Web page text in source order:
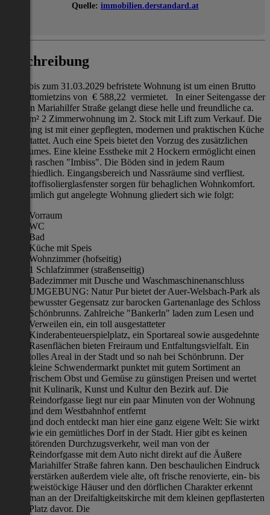
Quelle: immobilien.derstandard.at
Beschreibung
Diese bis zum 31.03.2029 befristete Wohnung ist um einen Brutto
für Nettomietzins von € 588,22 vermietet. In einer Seitengasse der
äußeren Mariahilfer Straße gelangt diese helle und freundliche ca.
61,14 m² 2 Zimmerwohnung im 2. Stock mit Lift zum Verkauf. Die
Wohnung ist mit einer gepflegten, modernen und praktischen Küche
ausgestattet. Auch eine Speis bietet den Vorzug des zusätzlichen
Stauraumes. Eine kleine Esstheke mit 2 Hockern ermöglicht einen
kleinen raschen "Imbiss". Die Böden sind in jedem Raum
unterschiedlich. Eingangsbereich und Nassräume sind verfliest.
Kunststoffisolierglasfenster sorgen für behaglichen Wohnkomfort.
Die räumlich gut angelegte Wohnung gliedert sich wie folgt:
Vorraum
WC
Bad
Küche mit Speis
Wohnzimmer (hofseitig)
1 Schlafzimmer (straßenseitig)
Badezimmer mit Dusche und Waschmaschinenanschluss
UMGEBUNG: Natur Pur bietet der Auer-Welsbach-Park als
bewusster Gegensatz zur barocken Gartenanlage des Schloss
Schönbrunns. Zahlreiche "Bankerln" laden zum Lesen und
Verweilen ein, ein toll ausgestatteter
Kinderabenteuerspielplatz, ein Sportareal sowie ausgedehnte
Rasenflächen bieten Freiraum und Entfaltungsvielfalt. Ein
tolles Areal in der Stadt und so nah bei Schönbrunn. Der
kleine Schwendermarkt punktet mit gutem Sortiment an
frischem Obst und Gemüse zu günstigen Preisen und wertet
mit Kulinarik, Kunst und Kultur den Bezirk auf. Die
Reindorfgasse liegt nur ein paar Minuten von der Wohnung
und dem Westbahnhof entfernt
und doch entdeckt man hier eine ganz eigene Welt: Sie wirkt
wie ein gemütliches Dorf in der Stadt. Hier gibt es keinen
störenden Durchzugsverkehr, weil man von der
Reindorfgasse mit dem Auto nicht direkt auf die Äußere
Mariahilfer Straße fahren kann. Den beschaulichen Eindruck
verstärken außerdem viele alte, oft frische renovierte, ein- bis
zweistöckige Häuser und den dörflichen Charakter erkennt
man an der Dreifaltigkeitskirche mit dem kleinen gepflasterten
Platz davor. Die